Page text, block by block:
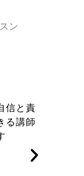
ン
オーボ
ている
の高